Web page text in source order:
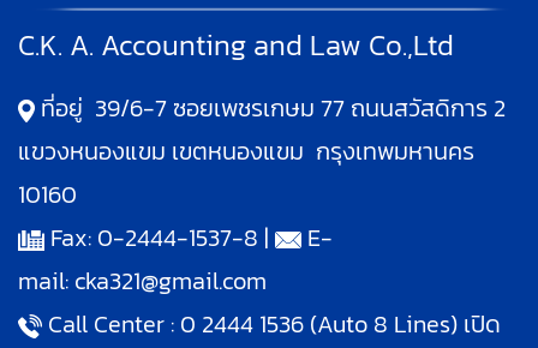
C.K. A. Accounting and Law Co.,Ltd
ที่อยู่ 39/6-7 ซอยเพชรเกษม 77 ถนนสวัสดิการ 2
แขวงหนองแขม เขตหนองแขม กรุงเทพมหานคร
10160
Fax: 0-2444-1537-8 |
E-
mail: cka321@gmail.com
Call Center : 0 2444 1536 (Auto 8 Lines) เปิด